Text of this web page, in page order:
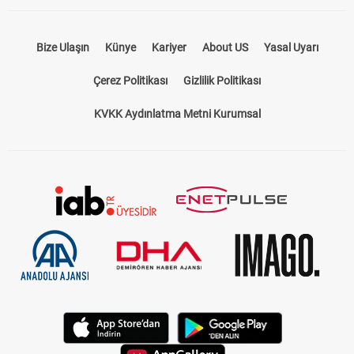
Künye Kariyer About US
Çerez Politikası Gizlilik Politikası